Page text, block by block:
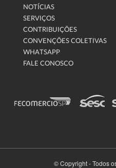
NOTÍCIAS
SERVIÇOS
CONTRIBUIÇÕES
CONVENÇÕES COLETIVAS
WHATSAPP
FALE CONOSCO
© Copyright - Todos